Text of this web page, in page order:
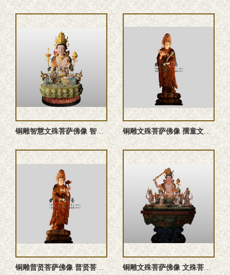
铜雕智慧文殊菩萨佛像 智慧文殊菩萨雕塑 智慧文殊菩萨塑像 智 ... 铜雕文殊菩萨佛像 孺童文殊菩萨雕塑 文殊菩萨铜佛像 文殊菩萨 ...
铜雕普贤菩萨佛像 普贤菩萨铜佛像 普贤菩萨雕塑 普贤行愿菩萨 ... 铜雕文殊菩萨佛像 文殊菩萨铜佛像 文殊菩萨雕塑 文殊师利佛像 ...